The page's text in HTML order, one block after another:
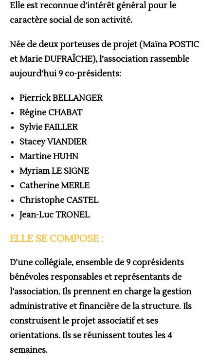
Elle est reconnue d’intérêt général pour le
caractère social de son activité.
Née de deux porteuses de projet (Maïna POSTIC
et Marie DUFRAÎCHE), l’association rassemble
aujourd’hui 9 co-présidents:
Pierrick BELLANGER
Régine CHABAT
Sylvie FAILLER
Stacey VIANDIER
Martine HUHN
Myriam LE SIGNE
Catherine MERLE
Christophe CASTEL
Jean-Luc TRONEL
ELLE SE COMPOSE :
D’une collégiale, ensemble de 9 coprésidents
bénévoles responsables et représentants de
l’association. Ils prennent en charge la gestion
administrative et financière de la structure. Ils
construisent le projet associatif et ses
orientations. Ils se réunissent toutes les 4
semaines.